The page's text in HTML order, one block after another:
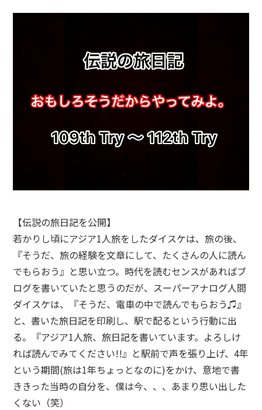
【伝説の旅日記を公開】
若かりし頃にアジア1人旅をしたダイスケは、旅の後、
『そうだ、旅の経験を文章にして、たくさんの人に読ん
でもらおう』と思い立つ。時代を読むセンスがあればブ
ログを書いていたと思うのだが、スーパーアナログ人間
ダイスケは、『そうだ、電車の中で読んでもらおう♫』
と、書いた旅日記を印刷し、駅で配るという行動に出
る。『アジア1人旅、旅日記を書いています。よろしけ
れば読んでみてください!!』と駅前で声を張り上げ、4年
という期間(旅は1年ちょっとなのに)をかけ、意地で書
ききった当時の自分を、僕は今、、、あまり思い出した
くない（笑）